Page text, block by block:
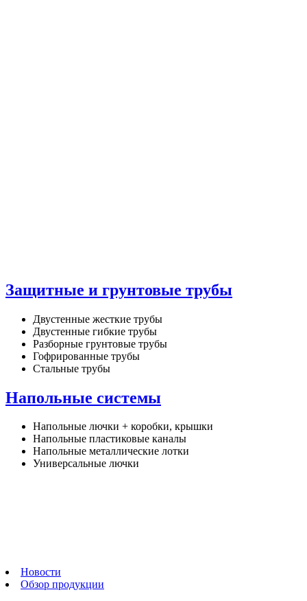
Защитные и грунтовые трубы
Двустенные жесткие трубы
Двустенные гибкие трубы
Разборные грунтовые трубы
Гофрированные трубы
Стальные трубы
Напольные системы
Напольные лючки + коробки, крышки
Напольные пластиковые каналы
Напольные металлические лотки
Универсальные лючки
Новости
Обзор продукции